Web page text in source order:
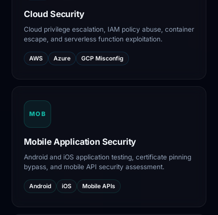
Cloud Security
Cloud privilege escalation, IAM policy abuse, container
escape, and serverless function exploitation.
AWS Azure GCP Misconfig
MOB
Mobile Application Security
Android and iOS application testing, certificate pinning
bypass, and mobile API security assessment.
Android iOS Mobile APIs